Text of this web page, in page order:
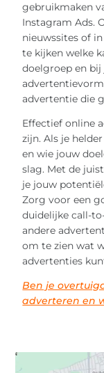
gebruikmaken
Instagram Ads.
nieuwssites of
te kijken welke
doelgroep en bij
advertentie die
Effectief online
zijn. Als je
en wie jouw
slag. Met de
je jouw
Zorg voor een
duidelijke call-
andere
om te zien wat
advertenties
Ben je
adverteren en